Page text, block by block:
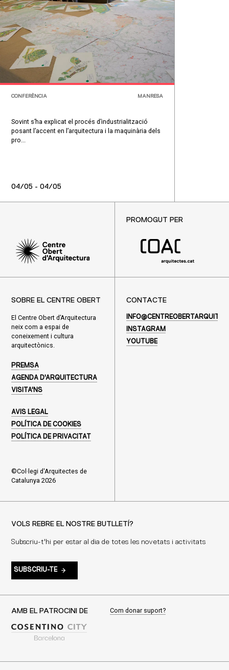
CONFERÈNCIA MANRESA
Sovint s’ha explicat el procés d’industrialització
posant l’accent en l’arquitectura i la maquinària dels
pro...
04/05 - 04/05
PROMOGUT PER
SOBRE EL CENTRE OBERT
El Centre Obert d’Arquitectura
neix com a espai de
coneixement i cultura
arquitectònics.
PREMSA
AGENDA D'ARQUITECTURA
VISITA'NS
AVIS LEGAL
POLÍTICA DE COOKIES
POLÍTICA DE PRIVACITAT
©Col·legi d'Arquitectes de
Catalunya 2026
CONTACTE
INSTAGRAM
YOUTUBE
VOLS REBRE EL NOSTRE BUTLLETÍ?
Subscriu-t'hi per estar al dia de totes les novetats i activitats
SUBSCRIU-TE
AMB EL PATROCINI DE Com donar suport?